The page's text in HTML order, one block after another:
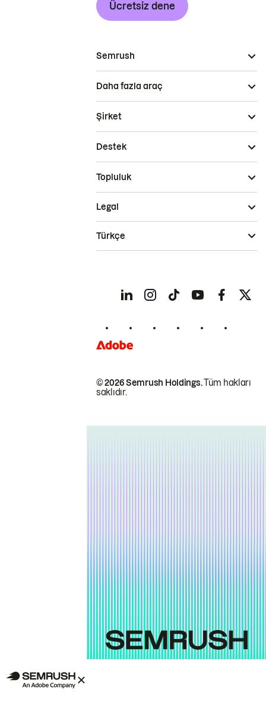
Ücretsiz dene
Semrush
Daha fazla araç
Şirket
Destek
Topluluk
© 2026 Semrush Holdings.Tüm hakları
saklıdır.
Legal
Türkçe